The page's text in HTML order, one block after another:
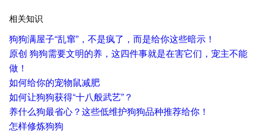
相关知识
狗狗满屋子“乱窜”，不是疯了，而是给你这些暗示！
原创 狗狗需要文明的养，这四件事就是在害它们，宠主不能
做！
如何给你的宠物鼠减肥
如何让狗狗获得“十八般武艺”？
养什么狗最省心？这些低维护狗狗品种推荐给你！
怎样修炼狗狗